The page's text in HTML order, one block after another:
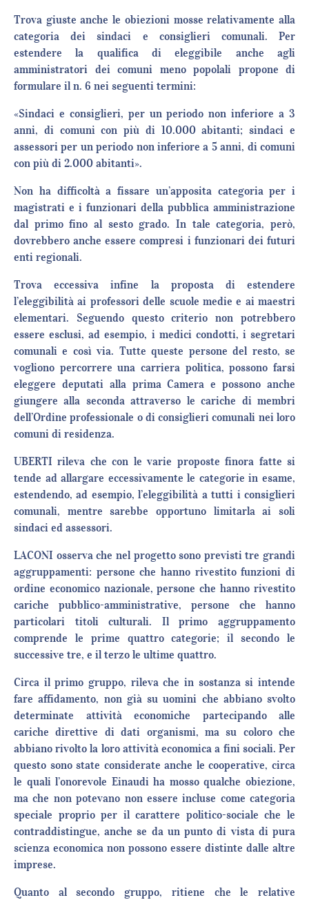
Trova giuste anche le obiezioni mosse relativamente alla
categoria dei sindaci e consiglieri comunali. Per
estendere la qualifica di eleggibile anche agli
amministratori dei comuni meno popolali propone di
formulare il n. 6 nei seguenti termini:
«Sindaci e consiglieri, per un periodo non inferiore a 3
anni, di comuni con più di 10.000 abitanti; sindaci e
assessori per un periodo non inferiore a 5 anni, di comuni
con più di 2.000 abitanti».
Non ha difficoltà a fissare un’apposita categoria per i
magistrati e i funzionari della pubblica amministrazione
dal primo fino al sesto grado. In tale categoria, però,
dovrebbero anche essere compresi i funzionari dei futuri
enti regionali.
Trova eccessiva infine la proposta di estendere
l’eleggibilità ai professori delle scuole medie e ai maestri
elementari. Seguendo questo criterio non potrebbero
essere esclusi, ad esempio, i medici condotti, i segretari
comunali e così via. Tutte queste persone del resto, se
vogliono percorrere una carriera politica, possono farsi
eleggere deputati alla prima Camera e possono anche
giungere alla seconda attraverso le cariche di membri
dell’Ordine professionale o di consiglieri comunali nei loro
comuni di residenza.
UBERTI rileva che con le varie proposte finora fatte si
tende ad allargare eccessivamente le categorie in esame,
estendendo, ad esempio, l’eleggibilità a tutti i consiglieri
comunali, mentre sarebbe opportuno limitarla ai soli
sindaci ed assessori.
LACONI osserva che nel progetto sono previsti tre grandi
aggruppamenti: persone che hanno rivestito funzioni di
ordine economico nazionale, persone che hanno rivestito
cariche pubblico-amministrative, persone che hanno
particolari titoli culturali. Il primo aggruppamento
comprende le prime quattro categorie; il secondo le
successive tre, e il terzo le ultime quattro.
Circa il primo gruppo, rileva che in sostanza si intende
fare affidamento, non già su uomini che abbiano svolto
determinate attività economiche partecipando alle
cariche direttive di dati organismi, ma su coloro che
abbiano rivolto la loro attività economica a fini sociali. Per
questo sono state considerate anche le cooperative, circa
le quali l’onorevole Einaudi ha mosso qualche obiezione,
ma che non potevano non essere incluse come categoria
speciale proprio per il carattere politico-sociale che le
contraddistingue, anche se da un punto di vista di pura
scienza economica non possono essere distinte dalle altre
imprese.
Quanto al secondo gruppo, ritiene che le relative